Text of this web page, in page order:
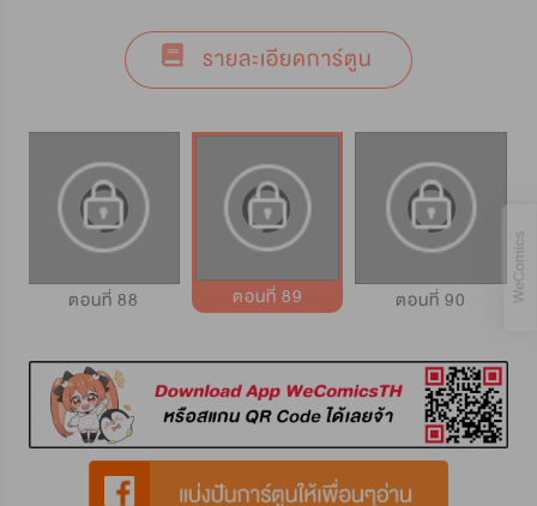
รายละเอียดการ์ตูน
ตอนที่ 88 ตอนที่ 89 ตอนที่ 90